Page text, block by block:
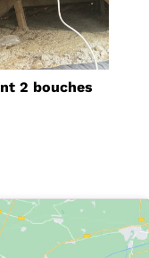
2 bouches